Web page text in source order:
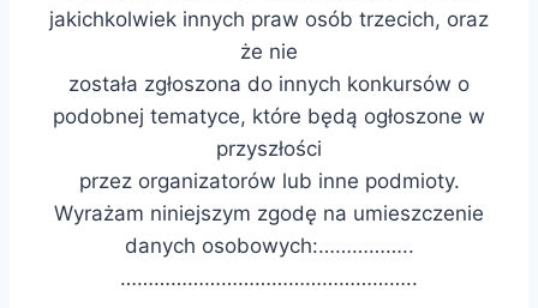
jakichkolwiek innych praw osób trzecich, oraz
że nie
została zgłoszona do innych konkursów o
podobnej tematyce, które będą ogłoszone w
przyszłości
przez organizatorów lub inne podmioty.
Wyrażam niniejszym zgodę na umieszczenie
danych osobowych:……………..
……………………………………………..